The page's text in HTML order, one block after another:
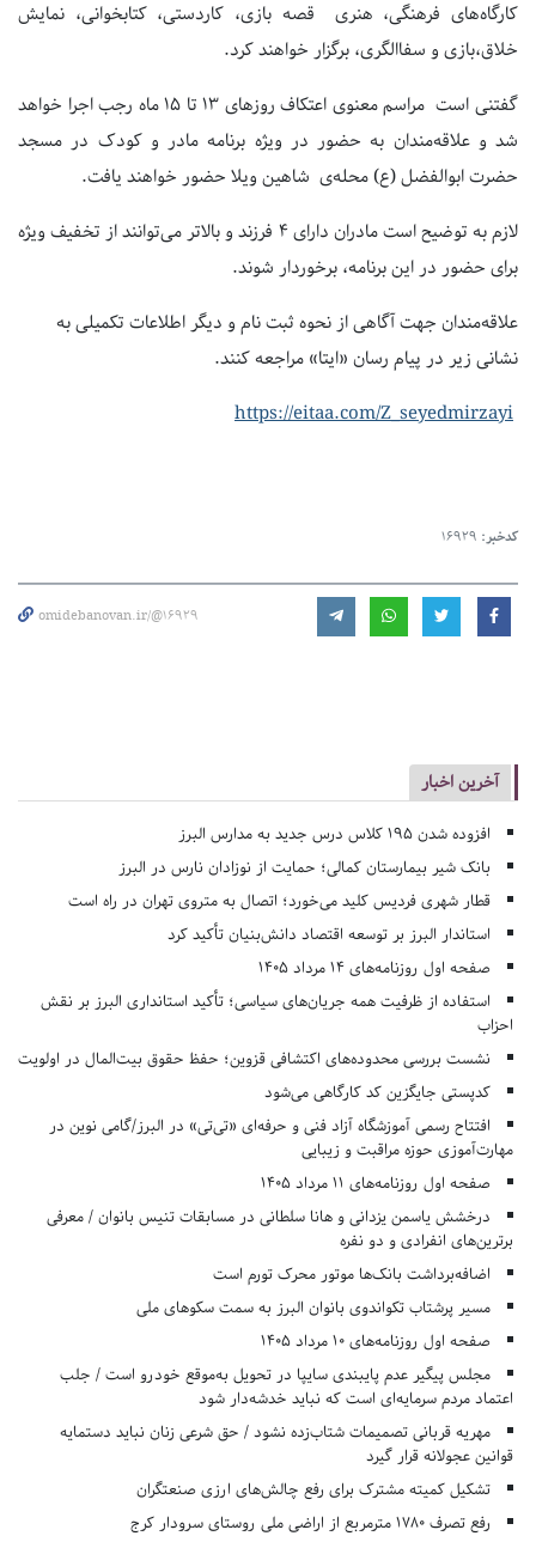
کارگاه‌های فرهنگی، هنری قصه بازی، کاردستی، کتابخوانی، نمایش
خلاق،بازی و سفاالگری، برگزار خواهند کرد.
گفتنی است مراسم معنوی اعتکاف روزهای ۱۳ تا ۱۵ ماه رجب اجرا خواهد
شد و علاقه‌مندان به حضور در ویژه برنامه‌ مادر و کودک در مسجد
حضرت ابوالفضل (ع) محله‌ی شاهین ویلا حضور خواهند یافت.
لازم به توضیح است مادران دارای ۴ فرزند و بالاتر می‌توانند از تخفیف ویژه
برای حضور در این برنامه، برخوردار شوند.
علاقه‌مندان جهت آگاهی از نحوه‌ ثبت نام و دیگر اطلاعات تکمیلی به
نشانی زیر در پیام رسان «ایتا»مراجعه کنند.
https://eitaa.com/Z_seyedmirzayi
کدخبر: 16929
omidebanovan.ir/@16929
آخرین اخبار
افزوده شدن ۱۹۵ کلاس درس جدید به مدارس البرز
بانک شیر بیمارستان کمالی؛ حمایت از نوزادان نارس در البرز
قطار شهری فردیس کلید می‌خورد؛ اتصال به متروی تهران در راه است
استاندار البرز بر توسعه اقتصاد دانش‌بنیان تأکید کرد
صفحه اول روزنامه‌های 14 مرداد 1405
استفاده از ظرفیت همه جریان‌های سیاسی؛ تأکید استانداری البرز بر نقش
احزاب
نشست بررسی محدوده‌های اکتشافی قزوین؛ حفظ حقوق بیت‌المال در اولویت
کدپستی جایگزین کد کارگاهی می‌شود
افتتاح رسمی آموزشگاه آزاد فنی و حرفه‌ای «تی‌تی» در البرز/گامی نوین در
مهارت‌آموزی حوزه مراقبت و زیبایی
صفحه اول روزنامه‌های 11 مرداد 1405
درخشش یاسمن یزدانی و هانا سلطانی در مسابقات تنیس بانوان / معرفی
برترین‌های انفرادی و دو نفره
اضافه‌برداشت بانک‌ها موتور محرک تورم است
مسیر پرشتاب تکواندوی بانوان البرز به سمت سکوهای ملی
صفحه اول روزنامه‌های 10 مرداد 1405
مجلس پیگیر عدم پایبندی سایپا در تحویل به‌موقع خودرو است / جلب
اعتماد مردم سرمایه‌ای است که نباید خدشه‌دار شود
مهریه قربانی تصمیمات شتاب‌زده نشود / حق شرعی زنان نباید دستمایه
قوانین عجولانه قرار گیرد
تشکیل کمیته مشترک برای رفع چالش‌های ارزی صنعتگران
رفع تصرف ۱۷۸۰ مترمربع از اراضی ملی روستای سرودار کرج